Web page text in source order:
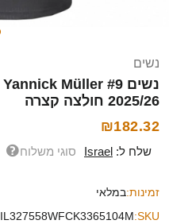
נשים
2025/26 חולצה קצרה
₪182.32
שלח ל: Israel סוגי משלוח
זמינות:במלאי
SKU:
IL327558WFCK3365104M